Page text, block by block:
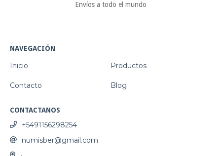
Envíos a todo el mundo
NAVEGACIÓN
Inicio Productos
Contacto Blog
CONTACTANOS
+5491156298254
numisber@gmail.com